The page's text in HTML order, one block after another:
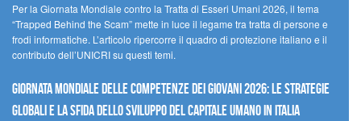
Per la Giornata Mondiale contro la Tratta di Esseri Umani 2026, il tema
“Trapped Behind the Scam” mette in luce il legame tra tratta di persone e
frodi informatiche. L’articolo ripercorre il quadro di protezione italiano e il
contributo dell’UNICRI su questi temi.
GIORNATA MONDIALE DELLE COMPETENZE DEI GIOVANI 2026: LE STRATEGIE
GLOBALI E LA SFIDA DELLO SVILUPPO DEL CAPITALE UMANO IN ITALIA